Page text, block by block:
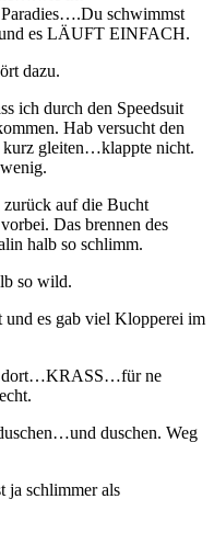
schwimmst
es LÄUFT EINFACH.
dazu.
ich durch den Speedsuit
Hab versucht den
kurz gleiten…klappte nicht.
auf die Bucht
Das brennen des
halb so schlimm.
so wild.
es gab viel Klopperei im
dort…KRASS…für ne
duschen. Weg
schlimmer als